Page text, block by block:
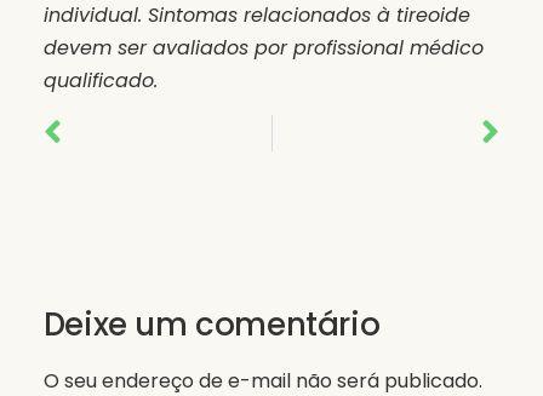
individual. Sintomas relacionados à tireoide
devem ser avaliados por profissional médico
qualificado.
Deixe um comentário
O seu endereço de e-mail não será publicado.